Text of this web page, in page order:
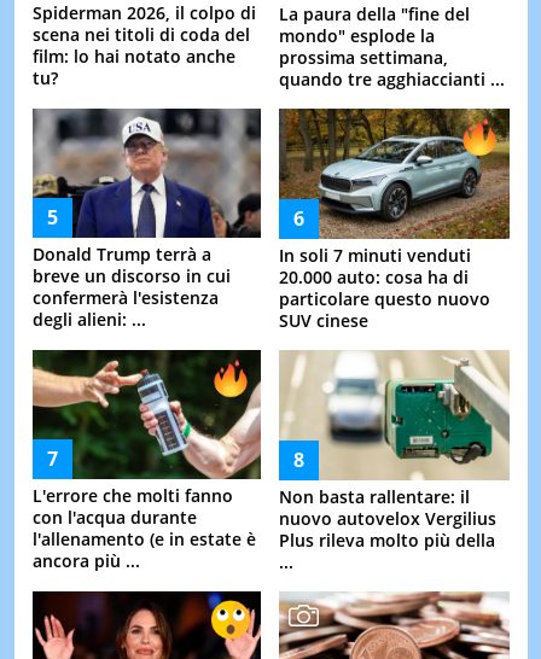
Spiderman 2026, il colpo di
scena nei titoli di coda del
film: lo hai notato anche
tu?
La paura della "fine del
mondo" esplode la
prossima settimana,
quando tre agghiaccianti ...
Donald Trump terrà a
breve un discorso in cui
confermerà l'esistenza
degli alieni: ...
In soli 7 minuti venduti
20.000 auto: cosa ha di
particolare questo nuovo
SUV cinese
L'errore che molti fanno
con l'acqua durante
l'allenamento (e in estate è
ancora più ...
Non basta rallentare: il
nuovo autovelox Vergilius
Plus rileva molto più della
...